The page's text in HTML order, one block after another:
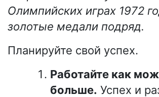
Олимпийских играх 1972
золотые медали подряд.
Планируйте свой успех.
Работайте как
больше. Успех и